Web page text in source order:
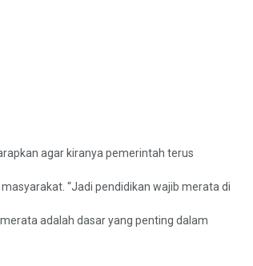
agar kiranya pemerintah terus
“Jadi pendidikan wajib merata di
adalah dasar yang penting dalam